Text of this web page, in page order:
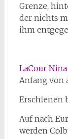
Grenze,
der nichts
ihm
LaCour Nina
Anfang von
Erschienen
Auf nach
werden